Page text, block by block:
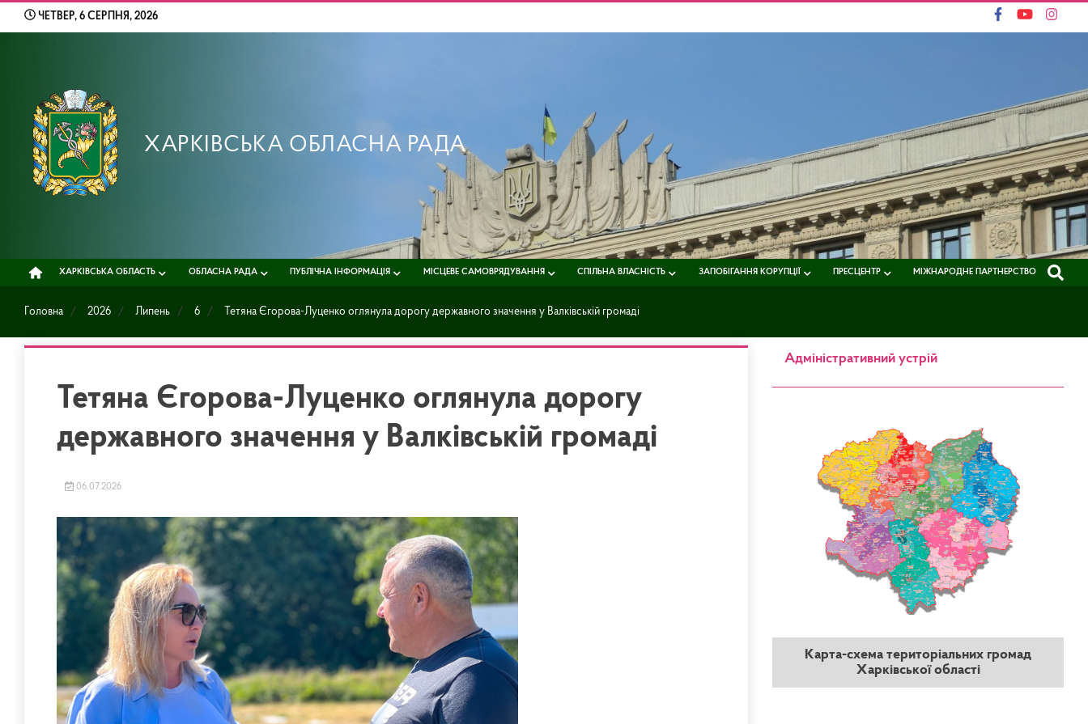
ЧЕТВЕР, 6 СЕРПНЯ, 2026
ХАРКІВСЬКА ОБЛАСНА РАДА
ХАРКІВСЬКА ОБЛАСТЬ ОБЛАСНА РАДА ПУБЛІЧНА ІНФОРМАЦІЯ МІСЦЕВЕ САМОВРЯДУВАННЯ СПІЛЬНА ВЛАСНІСТЬ ЗАПОБІГАННЯ КОРУПЦІЇ ПРЕСЦЕНТР МІЖНАРОДНЕ ПАРТНЕРСТВО
Головна 2026 Липень 6 Тетяна Єгорова-Луценко оглянула дорогу державного значення у Валківській громаді
Тетяна Єгорова-Луценко оглянула дорогу
державного значення у Валківській громаді
06.07.2026
Адміністративний устрій
Карта-схема територіальних громад
Харківської області